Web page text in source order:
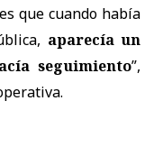
que cuando había
aparecía un
seguimiento”,